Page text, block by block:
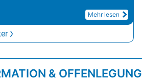
Mehr lesen
& OFFENLEGUNG